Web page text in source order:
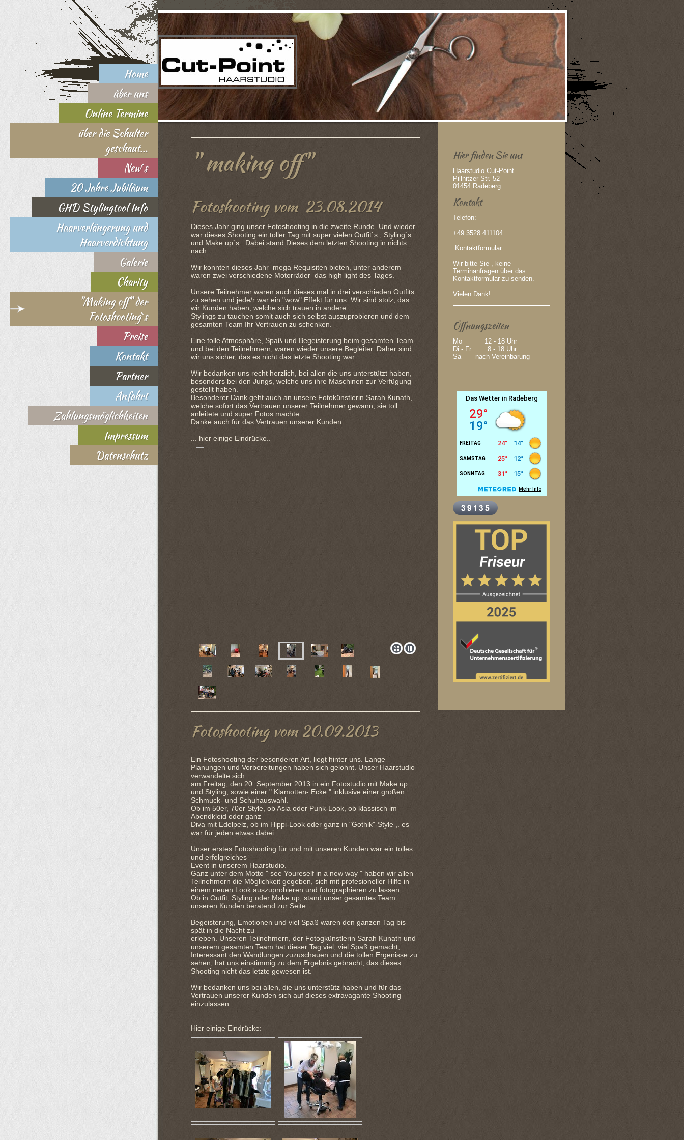
Home
über uns
Online Termine
über die Schulter
geschaut...
New´s
20 Jahre Jubiläum
GHD Stylingtool Info
Haarverlängerung und
Haarverdichtung
Galerie
Charity
"Making off" der
Fotoshooting`s
Preise
Kontakt
Partner
Anfahrt
Zahlungsmöglichkeiten
Impressum
Datenschutz
" making off"
Fotoshooting vom 23.08.2014
Dieses Jahr ging unser Fotoshooting in die zweite Runde. Und wieder
war dieses Shooting ein toller Tag mit super vielen Outfit`s , Styling`s
und Make up`s . Dabei stand Dieses dem letzten Shooting in nichts
nach.
Wir konnten dieses Jahr mega Requisiten bieten, unter anderem
waren zwei verschiedene Motorräder das high light des Tages.
Unsere Teilnehmer waren auch dieses mal in drei verschieden Outfits
zu sehen und jede/r war ein "wow" Effekt für uns. Wir sind stolz, das
wir Kunden haben, welche sich trauen in andere
Stylings zu tauchen somit auch sich selbst auszuprobieren und dem
gesamten Team Ihr Vertrauen zu schenken.
Eine tolle Atmosphäre, Spaß und Begeisterung beim gesamten Team
und bei den Teilnehmern, waren wieder unsere Begleiter. Daher sind
wir uns sicher, das es nicht das letzte Shooting war.
Wir bedanken uns recht herzlich, bei allen die uns unterstützt haben,
besonders bei den Jungs, welche uns ihre Maschinen zur Verfügung
gestellt haben.
Besonderer Dank geht auch an unsere Fotokünstlerin Sarah Kunath,
welche sofort das Vertrauen unserer Teilnehmer gewann, sie toll
anleitete und super Fotos machte.
Danke auch für das Vertrauen unserer Kunden.
... hier einige Eindrücke..
Fotoshooting vom 20.09.2013
Ein Fotoshooting der besonderen Art, liegt hinter uns. Lange
Planungen und Vorbereitungen haben sich gelohnt. Unser Haarstudio
verwandelte sich
am Freitag, den 20. September 2013 in ein Fotostudio mit Make up
und Styling, sowie einer " Klamotten- Ecke " inklusive einer großen
Schmuck- und Schuhauswahl.
Ob im 50er, 70er Style, ob Asia oder Punk-Look, ob klassisch im
Abendkleid oder ganz
Diva mit Edelpelz, ob im Hippi-Look oder ganz in "Gothik"-Style ,. es
war für jeden etwas dabei.
Unser erstes Fotoshooting für und mit unseren Kunden war ein tolles
und erfolgreiches
Event in unserem Haarstudio.
Ganz unter dem Motto " see Youreself in a new way " haben wir allen
Teilnehmern die Möglichkeit gegeben, sich mit profesioneller Hilfe in
einem neuen Look auszuprobieren und fotographieren zu lassen.
Ob in Outfit, Styling oder Make up, stand unser gesamtes Team
unseren Kunden beratend zur Seite.
Begeisterung, Emotionen und viel Spaß waren den ganzen Tag bis
spät in die Nacht zu
erleben. Unseren Teilnehmern, der Fotogkünstlerin Sarah Kunath und
unserem gesamten Team hat dieser Tag viel, viel Spaß gemacht,
Interessant den Wandlungen zuzuschauen und die tollen Ergenisse zu
sehen, hat uns einstimmig zu dem Ergebnis gebracht, das dieses
Shooting nicht das letzte gewesen ist.
Wir bedanken uns bei allen, die uns unterstütz haben und für das
Vertrauen unserer Kunden sich auf dieses extravagante Shooting
einzulassen.
Hier einige Eindrücke:
Hier finden Sie uns
Haarstudio Cut-Point
Pillnitzer Str. 52
01454 Radeberg
Kontakt
Telefon:
+49 3528 411104
Kontaktformular
Wir bitte Sie , keine
Terminanfragen über das
Kontaktformular zu senden.
Vielen Dank!
Öffnungszeiten
Mo 12 - 18 Uhr
Di - Fr 8 - 18 Uhr
Sa nach Vereinbarung